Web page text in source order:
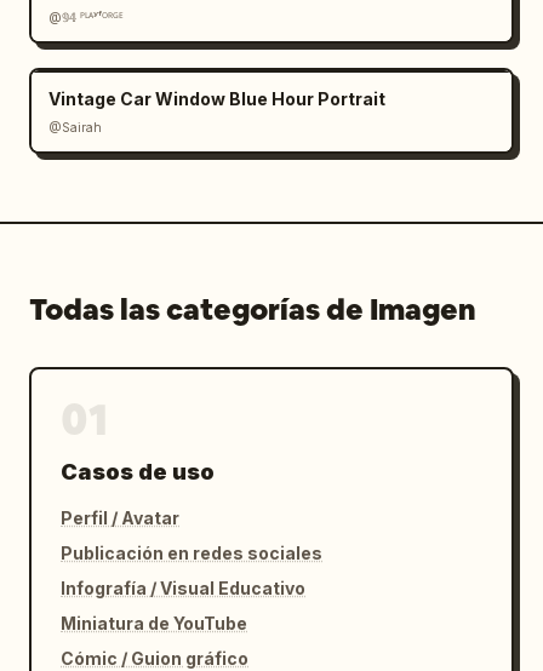
@𝟡𝟜 ᴾᴸᴬʸᶠᴼᴿᴳᴱ
Vintage Car Window Blue Hour Portrait
@Sairah
Todas las categorías de Imagen
Casos de uso
Perfil / Avatar
Publicación en redes sociales
Infografía / Visual Educativo
Miniatura de YouTube
Cómic / Guion gráfico